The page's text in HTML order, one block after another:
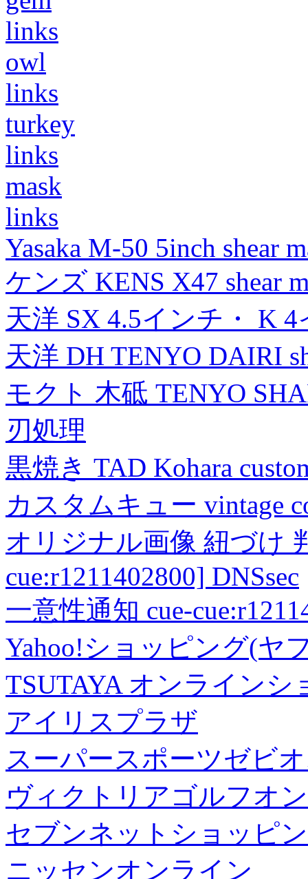
links
owl
links
turkey
links
mask
links
Yasaka M-50 5inch shear
ケンズ KENS X47 shear
天洋 SX 4.5インチ・ K
天洋 DH TENYO DAIRI
モクト 木砥 TENYO
刃処理
黒焼き TAD Kohara
カスタムキュー vintage
オリジナル画像 紐づけ
cue:r1211402800] DNSsec
一意性通知 cue-
Yahoo!ショッピング(ヤ
TSUTAYA オンラインシ
アイリスプラザ
スーパースポーツゼビ
ヴィクトリアゴルフオ
セブンネットショッピ
ニッセンオンライン